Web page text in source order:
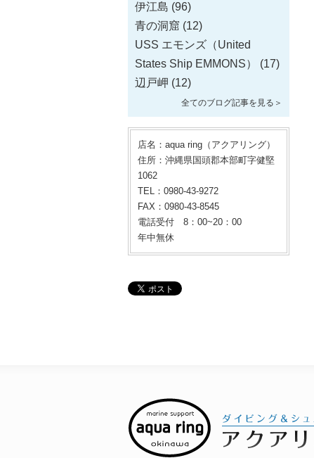
伊江島 (96)
青の洞窟 (12)
USS エモンズ（United
States Ship EMMONS）
(17)
辺戸岬 (12)
全てのブログ記事を見る＞
店名：aqua ring（アクアリング）
住所：沖縄県国頭郡本部町字健堅
1062
TEL：0980-43-9272
FAX：0980-43-8545
電話受付 8：00~20：00
年中無休